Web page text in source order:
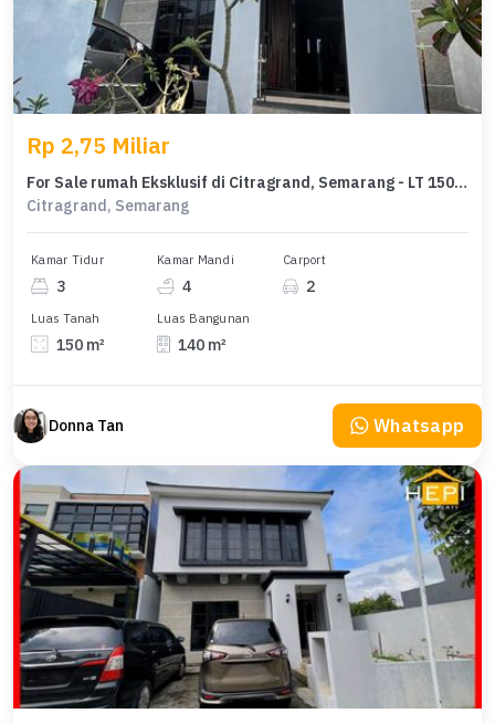
Rp 2,75 Miliar
For Sale rumah Eksklusif di Citragrand, Semarang - LT 150m²
Citragrand, Semarang
Kamar Tidur
3
Kamar Mandi
4
Carport
2
Luas Tanah
150 m²
Luas Bangunan
140 m²
Donna Tan Whatsapp